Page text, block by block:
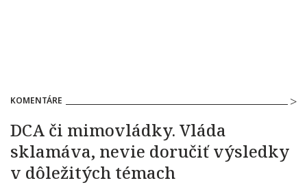
KOMENTÁRE
DCA či mimovládky. Vláda
sklamáva, nevie doručiť výsledky
v dôležitých témach